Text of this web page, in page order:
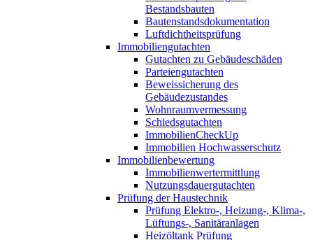
Bestandsbauten
Bautenstandsdokumentation
Luftdichtheitsprüfung
Immobiliengutachten
Gutachten zu Gebäudeschäden
Parteiengutachten
Beweissicherung des
Gebäudezustandes
Wohnraumvermessung
Schiedsgutachten
ImmobilienCheckUp
Immobilien Hochwasserschutz
Immobilienbewertung
Immobilienwertermittlung
Nutzungsdauergutachten
Prüfung der Haustechnik
Prüfung Elektro-, Heizung-, Klima-,
Lüftungs-, Sanitäranlagen
Heizöltank Prüfung